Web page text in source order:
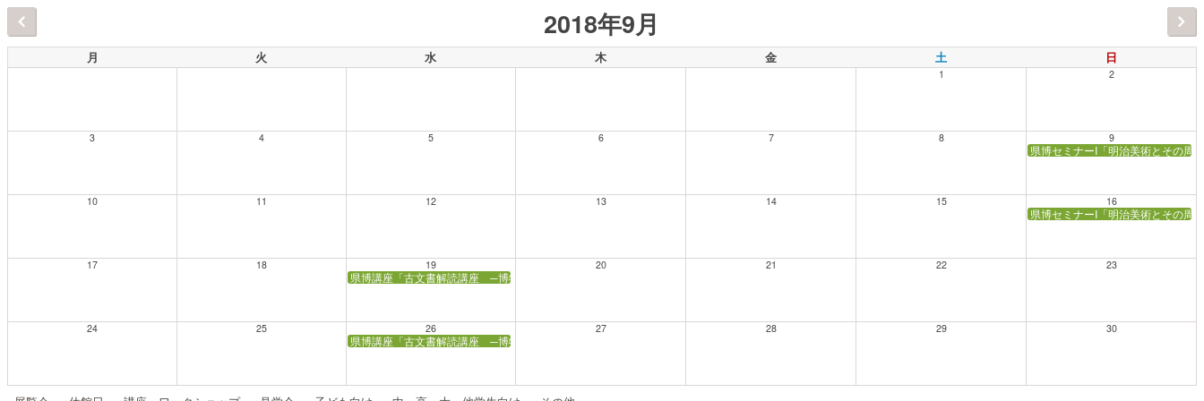
2018年9月
月 火 水 木 金 土 日
1 2
3 4 5 6 7 8 9
県博セミナーI「明治美術とその周
10 11 12 13 14 15 16
県博セミナーI「明治美術とその周
17 18 19
県博講座「古文書解読講座 ─博物館の古文書を読む─」
20 21 22 23
24 25 26
県博講座「古文書解読講座 ─博物館の古文書を読む─」
27 28 29 30